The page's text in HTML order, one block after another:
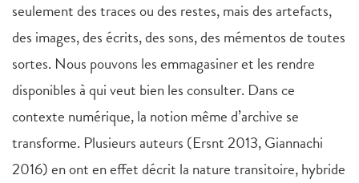
seulement des traces ou des restes, mais des artefacts,
des images, des écrits, des sons, des mémentos de toutes
sortes. Nous pouvons les emmagasiner et les rendre
disponibles à qui veut bien les consulter. Dans ce
contexte numérique, la notion même d’archive se
transforme. Plusieurs auteurs (Ersnt 2013, Giannachi
2016) en ont en effet décrit la nature transitoire, hybride